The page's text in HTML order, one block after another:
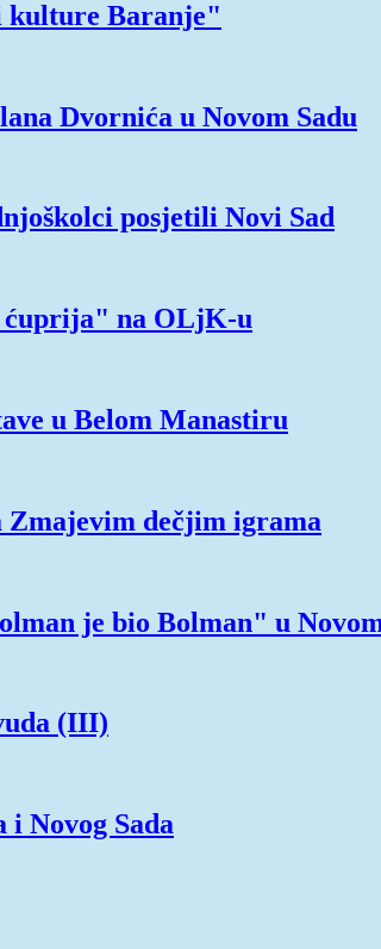
kulture Baranje"
Dvornića u Novom Sadu
posjetili Novi Sad
ćuprija" na OLjK-u
u Belom Manastiru
Zmajevim dečjim igrama
je bio Bolman" u
(III)
i Novog Sada